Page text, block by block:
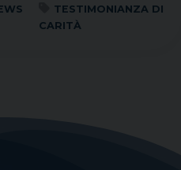
TESTIMONIANZA DI
CARITÀ